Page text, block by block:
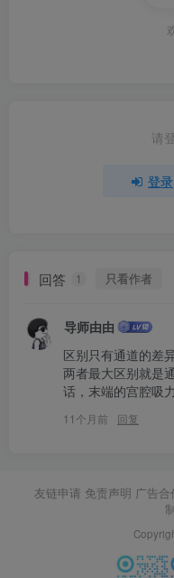
请
登录
回答 1 只看作者
导师由由
区别只有通道的差
两者最大区别就是
话，末端的宫腔吸
11个月前 回复
友链申请 免责声明 广告合